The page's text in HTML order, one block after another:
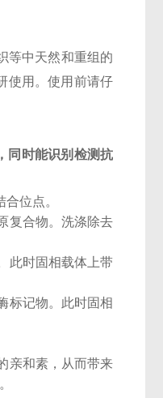
等中天然和重组的
使用。使用前请仔
同时能识别检测抗
位点。
复合物。洗涤除去
此时固相载体上带
标记物。此时固相
亲和素，从而带来